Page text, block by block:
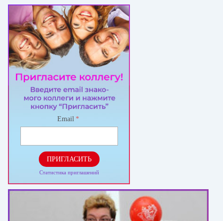
Email *
ПРИГЛАСИТЬ
Статистика приглашений